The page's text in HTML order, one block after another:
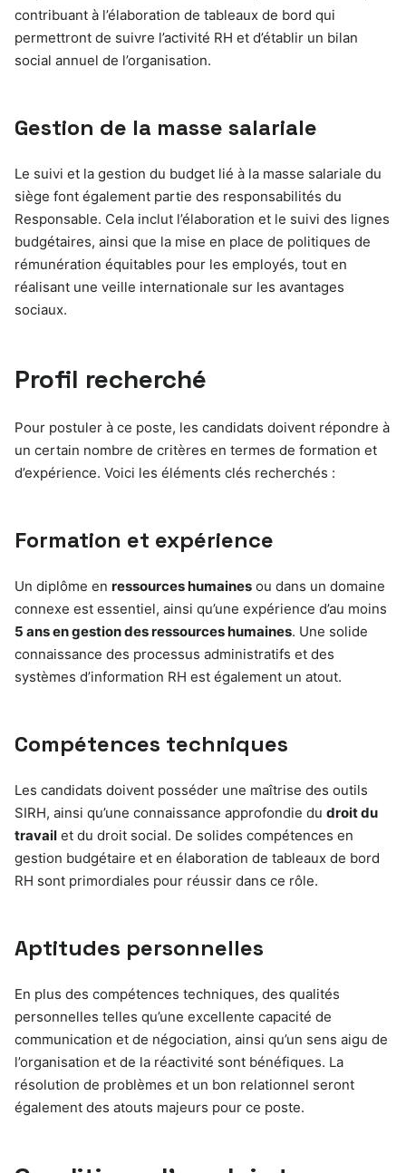
contribuant à l’élaboration de tableaux de bord qui
permettront de suivre l’activité RH et d’établir un bilan
social annuel de l’organisation.
Gestion de la masse salariale
Le suivi et la gestion du budget lié à la masse salariale du
siège font également partie des responsabilités du
Responsable. Cela inclut l’élaboration et le suivi des lignes
budgétaires, ainsi que la mise en place de politiques de
rémunération équitables pour les employés, tout en
réalisant une veille internationale sur les avantages
sociaux.
Profil recherché
Pour postuler à ce poste, les candidats doivent répondre à
un certain nombre de critères en termes de formation et
d’expérience. Voici les éléments clés recherchés :
Formation et expérience
Un diplôme en ressources humaines ou dans un domaine
connexe est essentiel, ainsi qu’une expérience d’au moins
5 ans en gestion des ressources humaines. Une solide
connaissance des processus administratifs et des
systèmes d’information RH est également un atout.
Compétences techniques
Les candidats doivent posséder une maîtrise des outils
SIRH, ainsi qu’une connaissance approfondie du droit du
travail et du droit social. De solides compétences en
gestion budgétaire et en élaboration de tableaux de bord
RH sont primordiales pour réussir dans ce rôle.
Aptitudes personnelles
En plus des compétences techniques, des qualités
personnelles telles qu’une excellente capacité de
communication et de négociation, ainsi qu’un sens aigu de
l’organisation et de la réactivité sont bénéfiques. La
résolution de problèmes et un bon relationnel seront
également des atouts majeurs pour ce poste.